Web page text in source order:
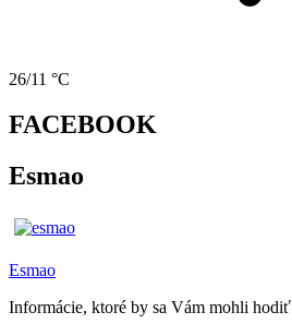
26/11 °C
FACEBOOK
Esmao
Esmao
Informácie, ktoré by sa Vám mohli hodiť